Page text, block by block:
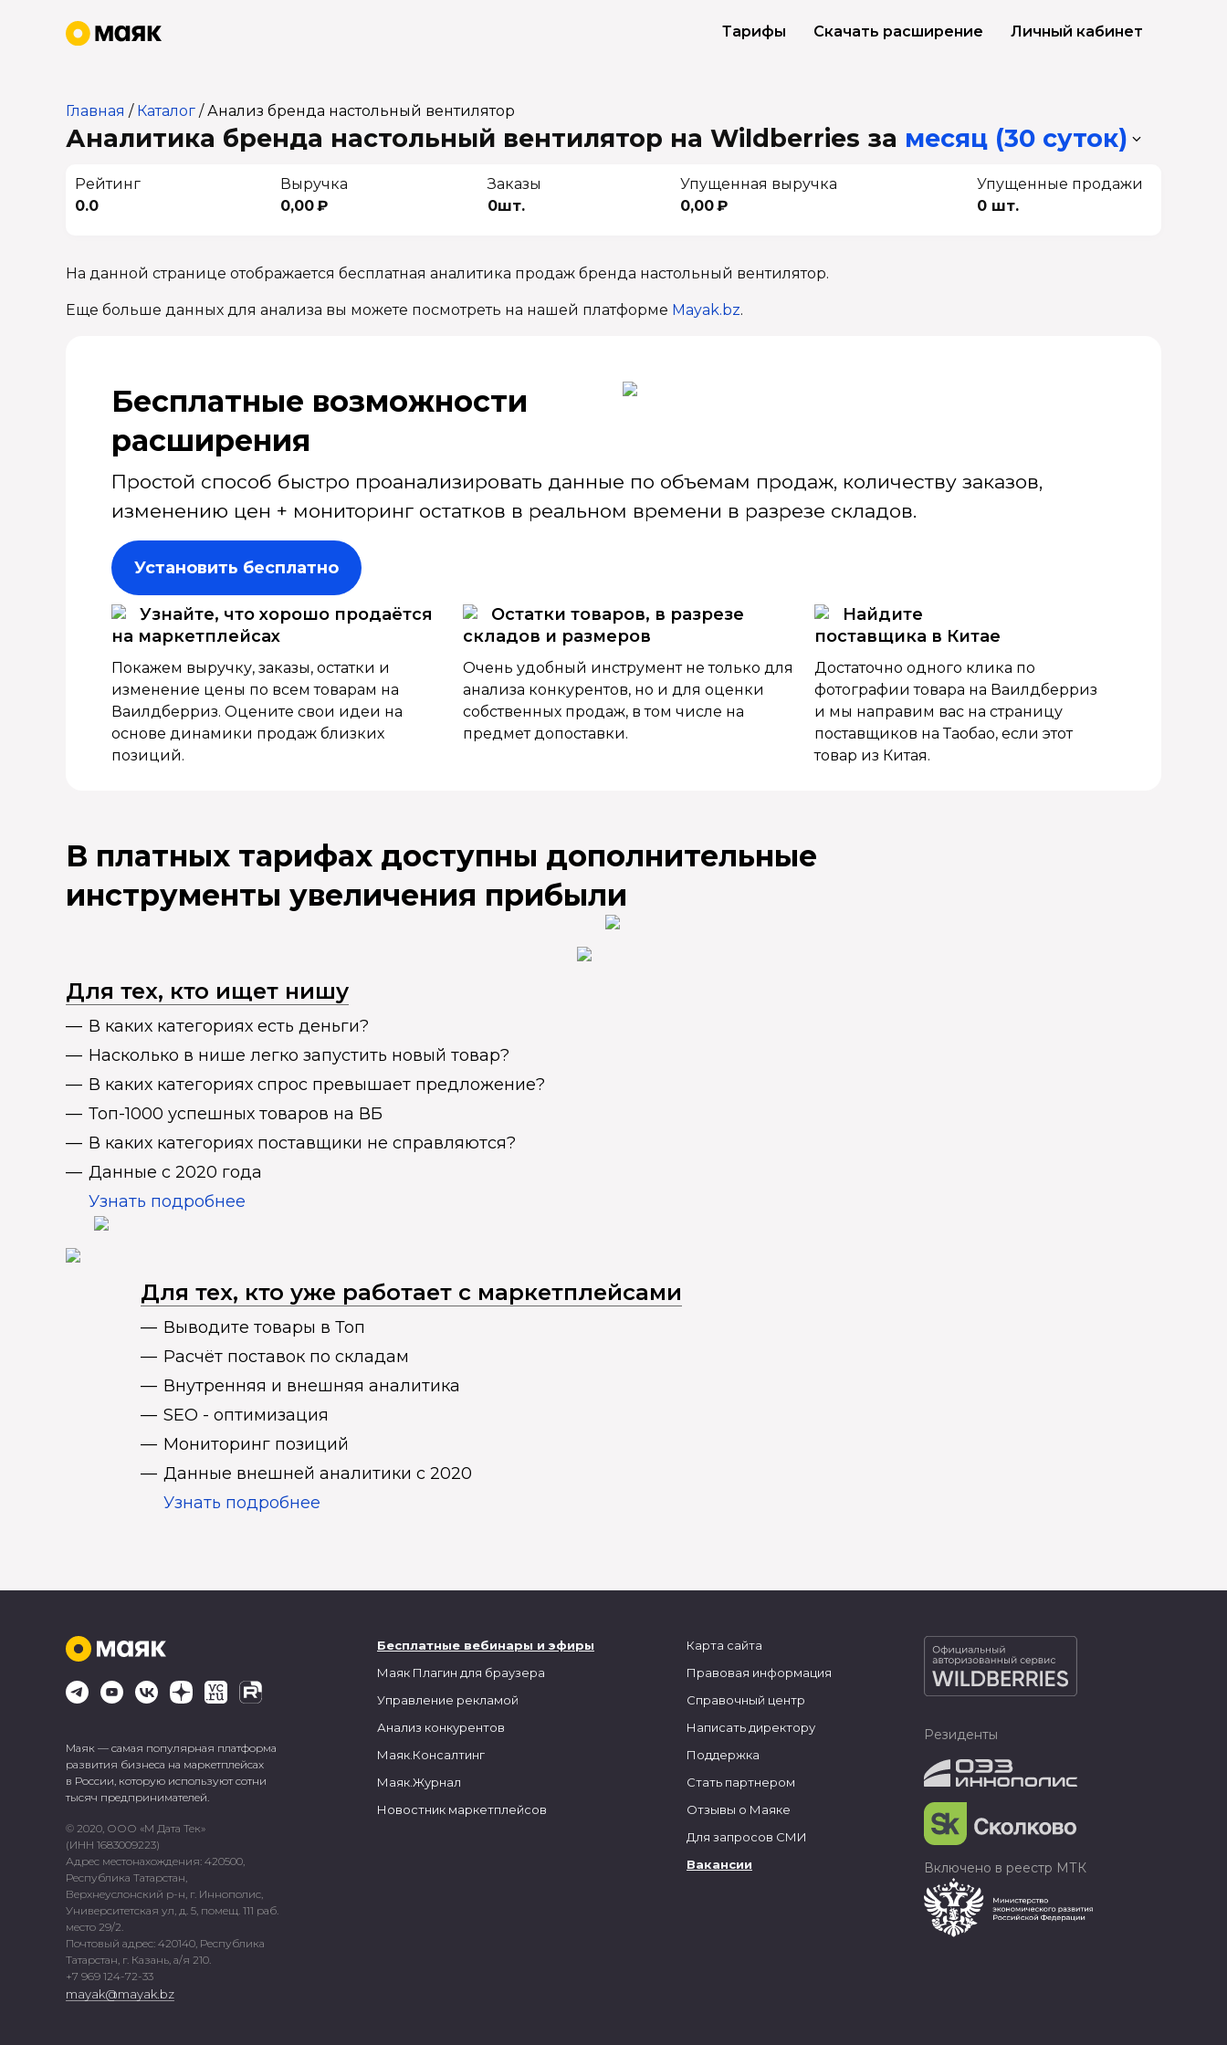
Тарифы Скачать расширение Личный кабинет
Главная / Каталог /Анализ бренда настольный вентилятор
Аналитика бренда настольный вентилятор на Wildberries за месяц (30 суток)
Рейтинг
0.0
Выручка
0,00 ₽
Заказы
0шт.
Упущенная выручка
0,00 ₽
Упущенные продажи
0 шт.
На данной странице отображается бесплатная аналитика продаж бренда настольный вентилятор.
Еще больше данных для анализа вы можете посмотреть на нашей платформе Mayak.bz.
Бесплатные возмож­ности
расширения
Простой способ быстро проанализировать данные по объемам продаж, количеству заказов,
изменению цен + мониторинг остатков в реальном времени в разрезе складов.
Установить бесплатно
Узнайте, что хорошо продаётся
на маркетплейсах
Покажем выручку, заказы, остатки и
изменение цены по всем товарам на
Ваилдберриз. Оцените свои идеи на
основе динамики продаж близких
позиций.
Остатки товаров, в разрезе
складов и размеров
Очень удобный инструмент не только для
анализа конкурентов, но и для оценки
собственных продаж, в том числе на
предмет допоставки.
Найдите
поставщика в Китае
Достаточно одного клика по
фотографии товара на Ваилдберриз
и мы направим вас на страницу
поставщиков на Таобао, если этот
товар из Китая.
В платных тарифах доступны дополнительные
инструменты увеличения прибыли
Для тех, кто ищет нишу
В каких категориях есть деньги?
Насколько в нише легко запустить новый товар?
В каких категориях спрос превышает предложение?
Топ-1000 успешных товаров на ВБ
В каких категориях поставщики не справляются?
Данные с 2020 года
Узнать подробнее
Для тех, кто уже работает с маркетплейсами
Выводите товары в Топ
Расчёт поставок по складам
Внутренняя и внешняя аналитика
SEO - оптимизация
Мониторинг позиций
Данные внешней аналитики с 2020
Узнать подробнее
Маяк — самая популярная платформа
развития бизнеса на маркетплейсах
в России, которую используют сотни
тысяч предпринимателей.
© 2020, ООО «М Дата Тек»
(ИНН 1683009223)
Адрес местонахождения: 420500,
Республика Татарстан,
Верхнеуслонский р-н, г. Иннополис,
Университетская ул, д. 5, помещ. 111 раб.
место 29/2.
Почтовый адрес: 420140, Республика
Татарстан, г. Казань, а/я 210.
+7 969 124-72-33
mayak@mayak.bz
Бесплатные вебинары и эфиры
Маяк Плагин для браузера
Управление рекламой
Анализ конкурентов
Маяк.Консалтинг
Маяк.Журнал
Новостник маркетплейсов
Карта сайта
Правовая информация
Справочный центр
Написать директору
Поддержка
Стать партнером
Отзывы о Маяке
Для запросов СМИ
Вакансии
Резиденты
Включено в реестр МТК